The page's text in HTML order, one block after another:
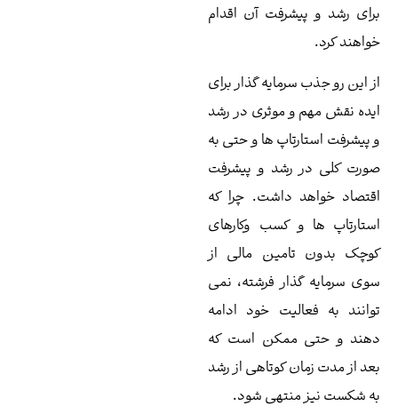
رشد و پیشرفت آن اقدام
کرد.
این رو جذب سرمایه گذار برای
نقش مهم و موثری در رشد
استارتاپ ها و حتی به
کلی در رشد و پیشرفت
خواهد داشت. چرا که
ها و کسب وکارهای
بدون تامین مالی از
سرمایه گذار فرشته، نمی
به فعالیت خود ادامه
و حتی ممکن است که
از مدت زمان کوتاهی از رشد
شکست نیز منتهی شود.